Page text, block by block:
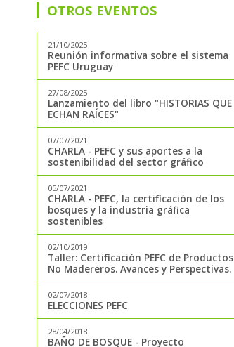
OTROS EVENTOS
21/10/2025
Reunión informativa sobre el sistema
PEFC Uruguay
27/08/2025
Lanzamiento del libro "HISTORIAS QUE
ECHAN RAÍCES"
07/07/2021
CHARLA - PEFC y sus aportes a la
sostenibilidad del sector gráfico
05/07/2021
CHARLA - PEFC, la certificación de los
bosques y la industria gráfica
sostenibles
02/10/2019
Taller: Certificación PEFC de Productos
No Madereros. Avances y Perspectivas.
02/07/2018
ELECCIONES PEFC
28/04/2018
BAÑO DE BOSQUE - Proyecto